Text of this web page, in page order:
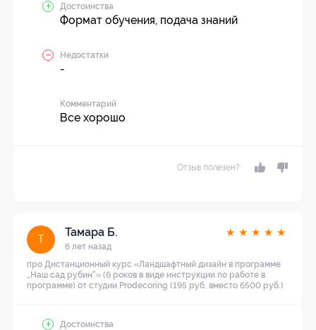
Достоинства
Формат обучения, подача знаний
Недостатки
-
Комментарий
Все хорошо
Отзыв полезен?
Т
Тамара Б.
6 лет назад
★ ★ ★ ★ ★
про Дистанционный курс «Ландшафтный дизайн в программе
„Наш сад рубин“» (6 роков в виде инструкции по работе в
программе) от студии Prodecoring (195 руб. вместо 6500 руб.)
Достоинства